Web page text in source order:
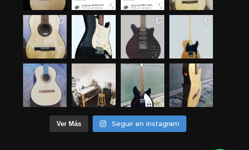
Ver Más Seguir en Instagram